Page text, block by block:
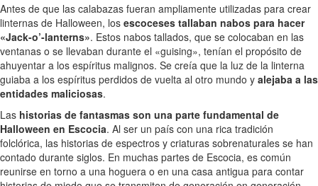
Antes de que las calabazas fueran ampliamente utilizadas para crear
linternas de Halloween, los escoceses tallaban nabos para hacer
«Jack-o’-lanterns». Estos nabos tallados, que se colocaban en las
ventanas o se llevaban durante el «guising», tenían el propósito de
ahuyentar a los espíritus malignos. Se creía que la luz de la linterna
guiaba a los espíritus perdidos de vuelta al otro mundo y alejaba a las
entidades maliciosas.
Las historias de fantasmas son una parte fundamental de
Halloween en Escocia. Al ser un país con una rica tradición
folclórica, las historias de espectros y criaturas sobrenaturales se han
contado durante siglos. En muchas partes de Escocia, es común
reunirse en torno a una hoguera o en una casa antigua para contar